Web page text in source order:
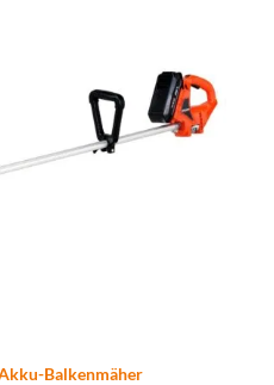
Balkenmäher